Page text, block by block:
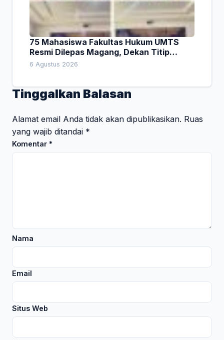
75 Mahasiswa Fakultas Hukum UMTS
Resmi Dilepas Magang, Dekan Titip
Empat Pesan Penting
6 Agustus 2026
Tinggalkan Balasan
Alamat email Anda tidak akan dipublikasikan. Ruas
yang wajib ditandai *
Komentar *
Nama
Email
Situs Web